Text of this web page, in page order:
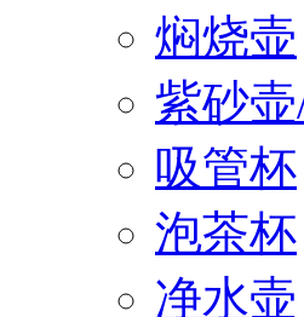
焖烧壶
紫砂
吸管杯
泡茶杯
净水壶